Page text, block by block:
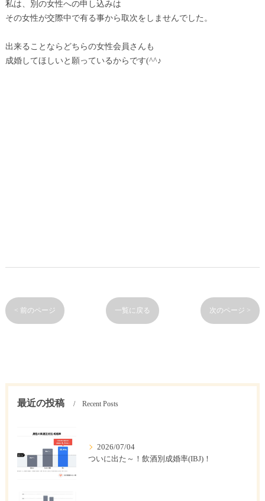
私は、別の女性への申し込みは
その女性が交際中で有る事から取次をしませんでした。
出来ることならどちらの女性会員さんも
成婚してほしいと願っているからです(^^♪
< 前のページ 一覧に戻る 次のページ >
最近の投稿 Recent Posts
2026/07/04
ついに出た～！飲酒別成婚率(IBJ)！